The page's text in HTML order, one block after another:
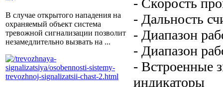
В случае открытого нападения на
охраняемый объект система
тревожной сигнализации позволит
незамедлительно вызвать на ...
- Скорость
- Дальность
- Диапазон
- Диапазон
- Встроенные
индикаторы